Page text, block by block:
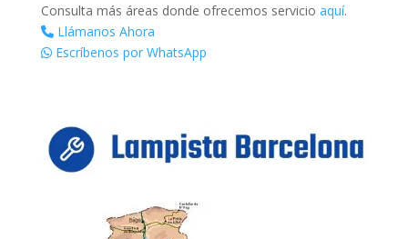
Consulta más áreas donde ofrecemos servicio aquí.
Llámanos Ahora
Escríbenos por WhatsApp